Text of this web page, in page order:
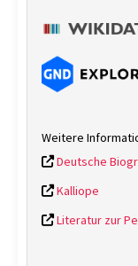
Weitere
Deutsche
Kalliope
Literatur zur